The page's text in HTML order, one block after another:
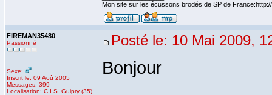
Mon site sur les écussons brodés de SP de
FIREMAN35480
Passionné
Sexe:
Inscrit le: 09 Aoû 2005
Messages: 399
Localisation: C.I.S. Guipry (35)
Posté le: 10 Mai 2009,
Bonjour